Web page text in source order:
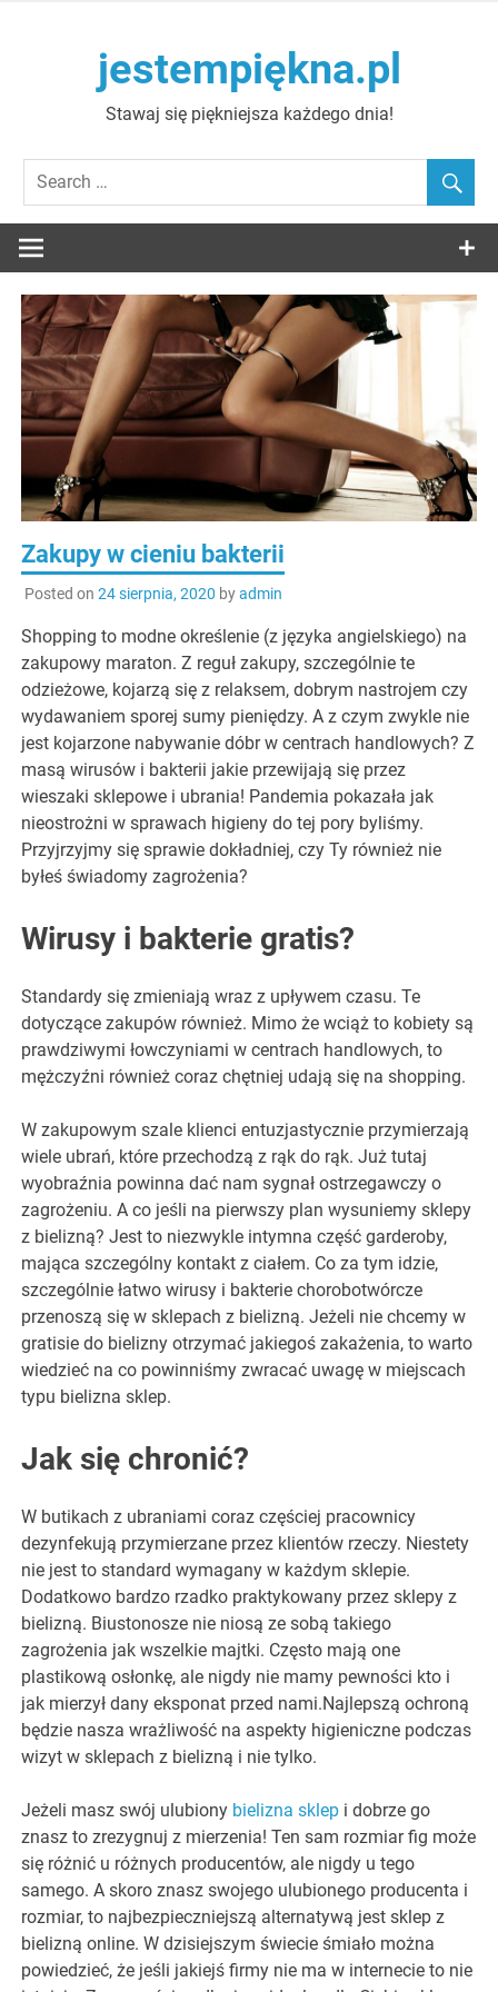
jestempiękna.pl
Stawaj się piękniejsza każdego dnia!
Zakupy w cieniu bakterii
Posted on 24 sierpnia, 2020 byadmin
Shopping to modne określenie (z języka angielskiego) na
zakupowy maraton. Z reguł zakupy, szczególnie te
odzieżowe, kojarzą się z relaksem, dobrym nastrojem czy
wydawaniem sporej sumy pieniędzy. A z czym zwykle nie
jest kojarzone nabywanie dóbr w centrach handlowych? Z
masą wirusów i bakterii jakie przewijają się przez
wieszaki sklepowe i ubrania! Pandemia pokazała jak
nieostrożni w sprawach higieny do tej pory byliśmy.
Przyjrzyjmy się sprawie dokładniej, czy Ty również nie
byłeś świadomy zagrożenia?
Wirusy i bakterie gratis?
Standardy się zmieniają wraz z upływem czasu. Te
dotyczące zakupów również. Mimo że wciąż to kobiety są
prawdziwymi łowczyniami w centrach handlowych, to
mężczyźni również coraz chętniej udają się na shopping.
W zakupowym szale klienci entuzjastycznie przymierzają
wiele ubrań, które przechodzą z rąk do rąk. Już tutaj
wyobraźnia powinna dać nam sygnał ostrzegawczy o
zagrożeniu. A co jeśli na pierwszy plan wysuniemy sklepy
z bielizną? Jest to niezwykle intymna część garderoby,
mająca szczególny kontakt z ciałem. Co za tym idzie,
szczególnie łatwo wirusy i bakterie chorobotwórcze
przenoszą się w sklepach z bielizną. Jeżeli nie chcemy w
gratisie do bielizny otrzymać jakiegoś zakażenia, to warto
wiedzieć na co powinniśmy zwracać uwagę w miejscach
typu bielizna sklep.
Jak się chronić?
W butikach z ubraniami coraz częściej pracownicy
dezynfekują przymierzane przez klientów rzeczy. Niestety
nie jest to standard wymagany w każdym sklepie.
Dodatkowo bardzo rzadko praktykowany przez sklepy z
bielizną. Biustonosze nie niosą ze sobą takiego
zagrożenia jak wszelkie majtki. Często mają one
plastikową osłonkę, ale nigdy nie mamy pewności kto i
jak mierzył dany eksponat przed nami.Najlepszą ochroną
będzie nasza wrażliwość na aspekty higieniczne podczas
wizyt w sklepach z bielizną i nie tylko.
Jeżeli masz swój ulubiony bielizna sklep i dobrze go
znasz to zrezygnuj z mierzenia! Ten sam rozmiar fig może
się różnić u różnych producentów, ale nigdy u tego
samego. A skoro znasz swojego ulubionego producenta i
rozmiar, to najbezpieczniejszą alternatywą jest sklep z
bielizną online. W dzisiejszym świecie śmiało można
powiedzieć, że jeśli jakiejś firmy nie ma w internecie to nie